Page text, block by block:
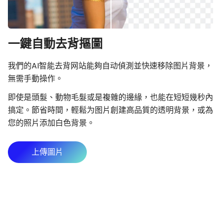
一鍵自動去背摳圖
我們的AI智能去背网站能夠自动偵測並快速移除图片背景，
無需手動操作。
即使是頭髮、動物毛髮或是複雜的邊緣，也能在短短幾秒內
搞定。節省時間，輕鬆为图片創建高品質的透明背景，或為
您的照片添加白色背景。
上傳圖片